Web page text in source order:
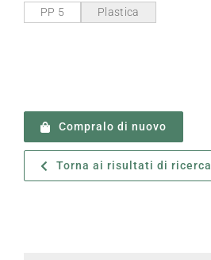
PP 5 Plastica
Compralo di nuovo
Torna ai risultati di ricerca